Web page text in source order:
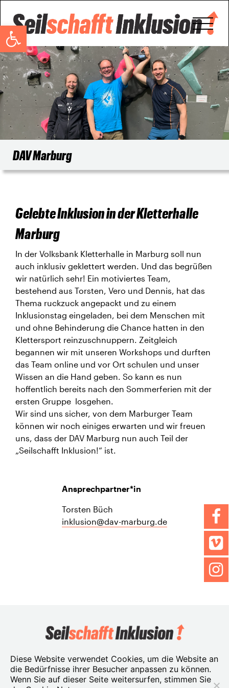
Open toolbar
DAV Marburg
Gelebte Inklusion in der Kletterhalle
Marburg
In der Volksbank Kletterhalle in Marburg soll nun
auch inklusiv geklettert werden. Und das begrüßen
wir natürlich sehr! Ein motiviertes Team,
bestehend aus Torsten, Vero und Dennis, hat das
Thema ruckzuck angepackt und zu einem
Inklusionstag eingeladen, bei dem Menschen mit
und ohne Behinderung die Chance hatten in den
Klettersport reinzuschnuppern. Zeitgleich
begannen wir mit unseren Workshops und durften
das Team online und vor Ort schulen und unser
Wissen an die Hand geben. So kann es nun
hoffentlich bereits nach den Sommerferien mit der
ersten Gruppe losgehen.
Wir sind uns sicher, von dem Marburger Team
können wir noch einiges erwarten und wir freuen
uns, dass der DAV Marburg nun auch Teil der
„Seilschafft Inklusion!“ ist.
Ansprechpartner*in
Torsten Büch
inklusion@dav-marburg.de
Impressum
Datenschutz
Diese Website verwendet Cookies, um die Website an
die Bedürfnisse ihrer Besucher anpassen zu können.
Wenn Sie auf dieser Seite weitersurfen, stimmen Sie